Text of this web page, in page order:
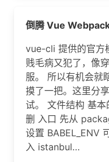
倒腾 Vue
vue-cli 提供的官方
贱毛病又犯了，像
服。 所以有机会就
摸了一把。这里分
试。 文件结构 基
删 入口 先从
设置 BABEL_ENV
入 istanbul…